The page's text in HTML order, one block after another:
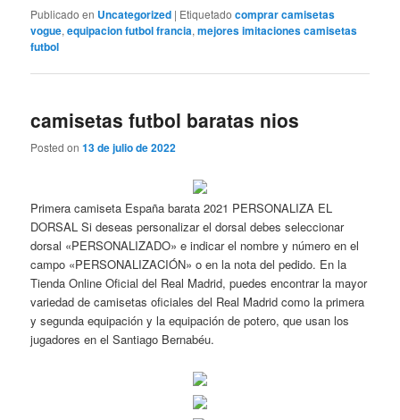
Publicado en Uncategorized | Etiquetado comprar camisetas
vogue,equipacion futbol francia,mejores imitaciones camisetas
futbol
camisetas futbol baratas nios
Posted on13 de julio de 2022
Primera camiseta España barata 2021 PERSONALIZA EL
DORSAL Si deseas personalizar el dorsal debes seleccionar
dorsal «PERSONALIZADO» e indicar el nombre y número en el
campo «PERSONALIZACIÓN» o en la nota del pedido. En la
Tienda Online Oficial del Real Madrid, puedes encontrar la mayor
variedad de camisetas oficiales del Real Madrid como la primera
y segunda equipación y la equipación de potero, que usan los
jugadores en el Santiago Bernabéu.